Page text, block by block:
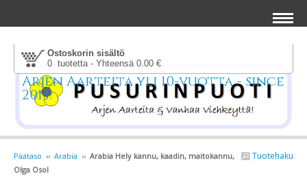
Ostoskorin sisältö
0 tuotetta - Yhteensä 0.00 €
Arjen Aarteita yli 10-vuotta - since
2013!
Tuotehaku
Päätaso ›› Arabia ›› Arabia Hely kannu, kaadin, maitokannu,
Olga Osol